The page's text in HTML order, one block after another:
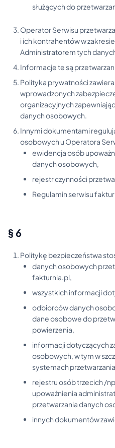
służących do
Operator Serwisu
i ich kontrahentów w
Administratorem tych
Informacje te są
Polityka prywatności
wprowadzonych
organizacyjnych
danych osobowych.
Innymi dokumentami
osobowych u Operatora
ewidencja osób
danych osobowych,
rejestr czynności
Regulamin serwisu
§ 6
Politykę bezpieczeństwa
danych osobowych
fakturnia.pl,
wszystkich informacji
odbiorców danych
dane osobowe do
powierzenia,
informacji dotyczących
osobowych, w tym w
systemach
rejestru osób trzecich /
upoważnienia
przetwarzania danych
innych dokumentów